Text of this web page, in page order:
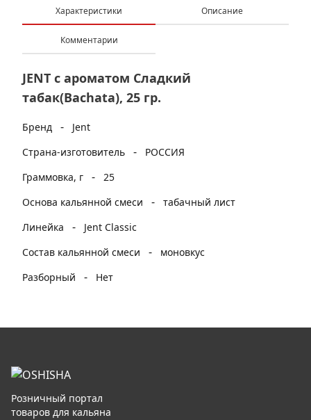
Характеристики Описание
Комментарии
JENT с ароматом Сладкий
табак(Bachata), 25 гр.
Бренд -
Jent
Страна-изготовитель
-
РОССИЯ
Граммовка, г
- 25
Основа кальянной смеси
- табачный лист
Линейка
-
Jent Classic
Состав кальянной смеси
-
моновкус
Разборный
- Нет
Розничный портал
товаров для кальяна